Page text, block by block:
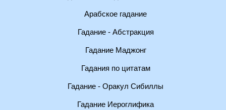
Арабское гадание
Гадание - Абстракция
Гадание Маджонг
Гадания по цитатам
Гадание - Оракул Сибиллы
Гадание Иероглифика